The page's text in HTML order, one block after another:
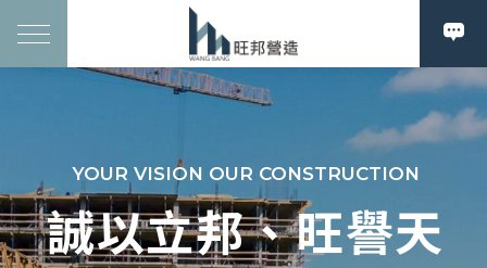
YOUR VISION OUR CONSTRUCTION
誠以立邦、旺譽天